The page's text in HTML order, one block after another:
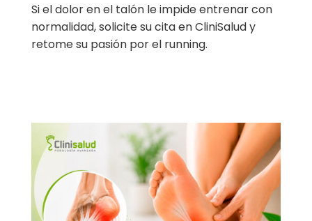
Si el dolor en el talón le impide entrenar con
normalidad, solicite su cita en CliniSalud y
retome su pasión por el running.